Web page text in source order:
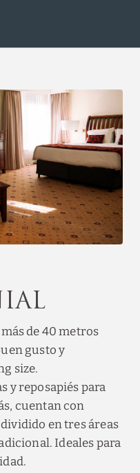
de 40 metros
gusto y
size.
y reposapiés para
cuentan con
en tres áreas
Ideales para